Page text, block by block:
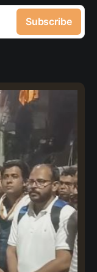
Subscribe